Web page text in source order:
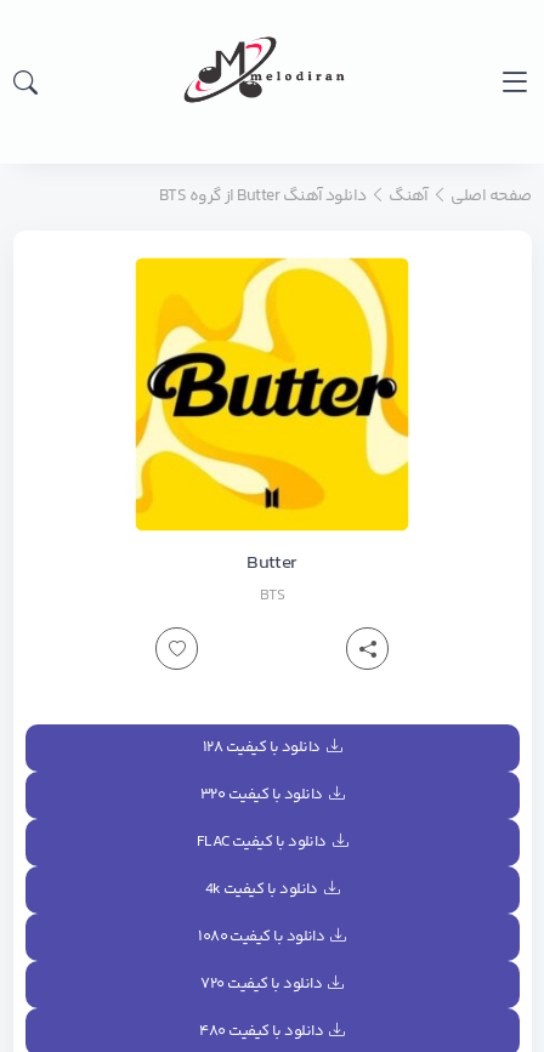
صفحه اصلی آهنگ دانلود آهنگ Butter از گروه BTS
Butter
BTS
دانلود با کیفیت ۱۲۸
دانلود با کیفیت ۳۲۰
دانلود با کیفیت FLAC
دانلود با کیفیت 4k
دانلود با کیفیت ۱۰۸۰
دانلود با کیفیت ۷۲۰
دانلود با کیفیت ۴۸۰